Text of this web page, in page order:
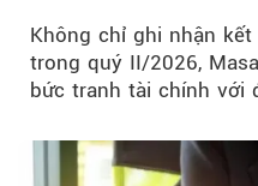
Không chỉ ghi nhận
trong quý II/2026,
bức tranh tài chính với